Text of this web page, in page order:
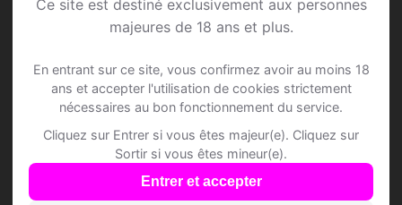
Ce site est destiné exclusivement aux personnes
majeures de 18 ans et plus.
En entrant sur ce site, vous confirmez avoir au moins 18
ans et accepter l'utilisation de cookies strictement
nécessaires au bon fonctionnement du service.
Cliquez sur Entrer si vous êtes majeur(e). Cliquez sur
Sortir si vous êtes mineur(e).
Entrer et accepter
Châtillon FR
Rejoins les membres de Châtillon FR et
des alentours !
S'inscrire gratuitement